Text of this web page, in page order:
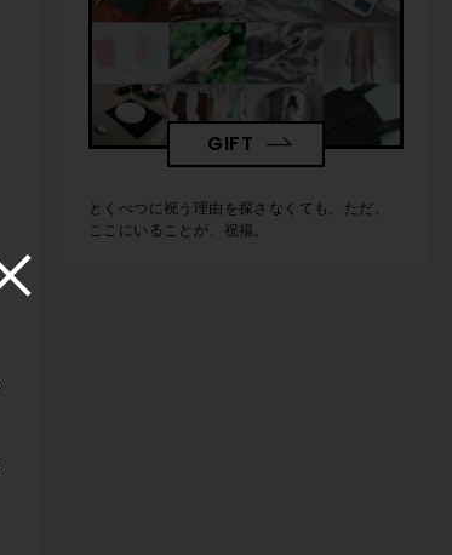
GIFT
とくべつに祝う理由を探さなくても、ただ、
ここにいることが、祝福。